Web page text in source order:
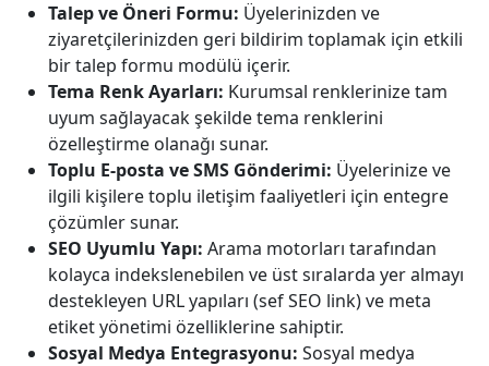
Talep ve Öneri Formu: Üyelerinizden ve
ziyaretçilerinizden geri bildirim toplamak için etkili
bir talep formu modülü içerir.
Tema Renk Ayarları: Kurumsal renklerinize tam
uyum sağlayacak şekilde tema renklerini
özelleştirme olanağı sunar.
Toplu E-posta ve SMS Gönderimi: Üyelerinize ve
ilgili kişilere toplu iletişim faaliyetleri için entegre
çözümler sunar.
SEO Uyumlu Yapı: Arama motorları tarafından
kolayca indekslenebilen ve üst sıralarda yer almayı
destekleyen URL yapıları (sef SEO link) ve meta
etiket yönetimi özelliklerine sahiptir.
Sosyal Medya Entegrasyonu: Sosyal medya